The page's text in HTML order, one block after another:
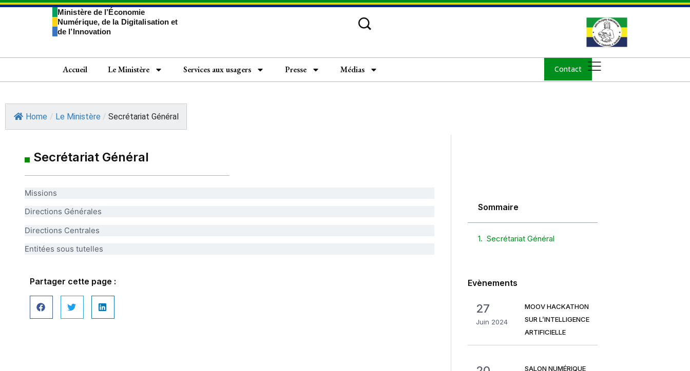
Ministère de l’Économie
Numérique, de la Digitalisation et
de l’Innovation
Accueil Le Ministère Services aux usagers Presse Médias Contact
Home / Le Ministère / Secrétariat Général
Secrétariat Général
Missions
Directions Générales
Directions Centrales
Entitées sous tutelles
Partager cette page :
Sommaire
Secrétariat Général
Evènements
27
Juin 2024
MOOV HACKATHON
SUR L’INTELLIGENCE
ARTIFICIELLE
SALON NUMÉRIQUE